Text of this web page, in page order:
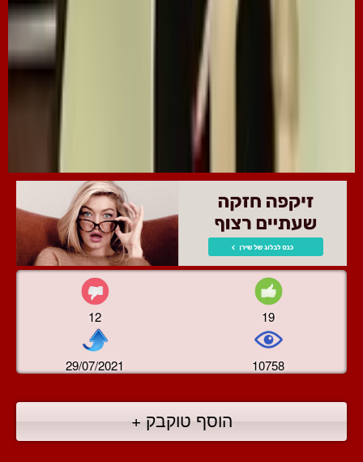
12 19
29/07/2021 10758
הוסף טוקבק +